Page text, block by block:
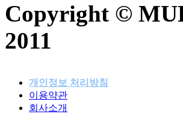
Copyright ©
2011
개인정보 처리방침
이용약관
회사소개